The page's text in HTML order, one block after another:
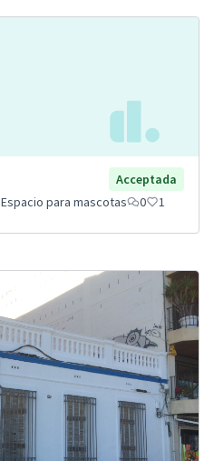
Acceptada
Espacio para mascotas 0 1